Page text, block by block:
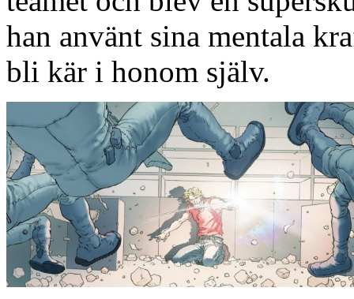
han använt sina mentala
bli kär i honom själv.